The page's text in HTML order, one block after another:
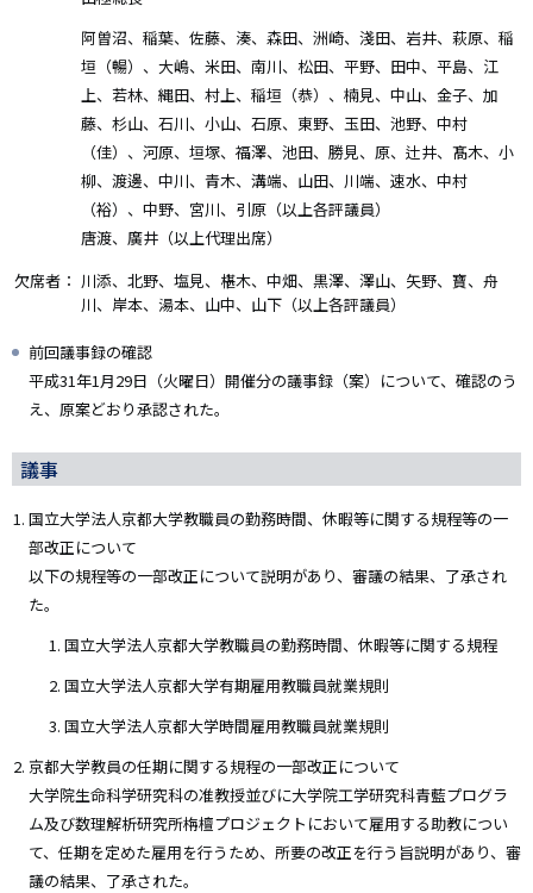
阿曽沼、稲葉、佐藤、湊、森田、洲崎、淺田、岩井、萩原、稲
垣（暢）、大嶋、米田、南川、松田、平野、田中、平島、江
上、若林、縄田、村上、稲垣（恭）、楠見、中山、金子、加
藤、杉山、石川、小山、石原、東野、玉田、池野、中村
（佳）、河原、垣塚、福澤、池田、勝見、原、辻井、髙木、小
柳、渡邊、中川、青木、溝端、山田、川端、速水、中村
（裕）、中野、宮川、引原（以上各評議員）
唐渡、廣井（以上代理出席）
欠席者： 川添、北野、塩見、椹木、中畑、黒澤、澤山、矢野、寶、舟
川、岸本、湯本、山中、山下（以上各評議員）
前回議事録の確認
平成31年1月29日（火曜日）開催分の議事録（案）について、確認のう
え、原案どおり承認された。
議事
国立大学法人京都大学教職員の勤務時間、休暇等に関する規程等の一
部改正について
以下の規程等の一部改正について説明があり、審議の結果、了承され
た。
国立大学法人京都大学教職員の勤務時間、休暇等に関する規程
国立大学法人京都大学有期雇用教職員就業規則
国立大学法人京都大学時間雇用教職員就業規則
京都大学教員の任期に関する規程の一部改正について
大学院生命科学研究科の准教授並びに大学院工学研究科青藍プログラ
ム及び数理解析研究所栴檀プロジェクトにおいて雇用する助教につい
て、任期を定めた雇用を行うため、所要の改正を行う旨説明があり、審
議の結果、了承された。